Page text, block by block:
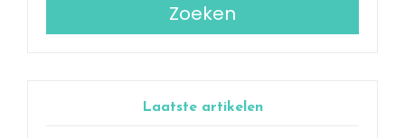
Zoeken
Laatste artikelen